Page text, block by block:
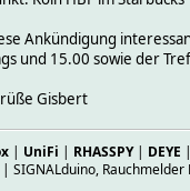
Ankündigung
und 15.00 sowie der
Gisbert​
| UniFi | RHASSPY| DEYE
SIGNALduino, Rauchmelder